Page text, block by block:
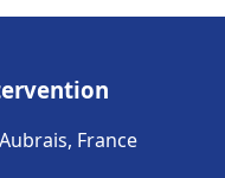
France